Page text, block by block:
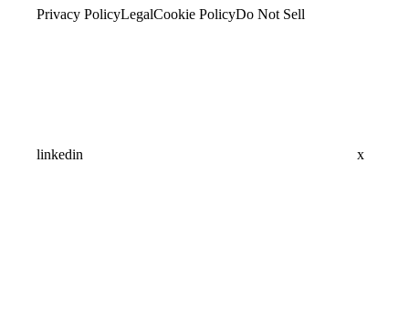
Privacy PolicyLegalCookie PolicyDo Not Sell
linkedin x